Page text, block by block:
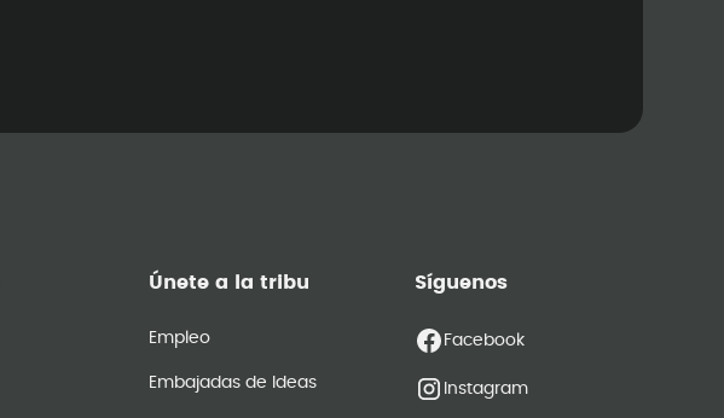
Únete a la tribu
Empleo
Embajadas de Ideas
Síguenos
Facebook
Instagram